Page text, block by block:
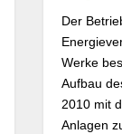
Der
Werke
Aufbau
2010 mit
Anlagen